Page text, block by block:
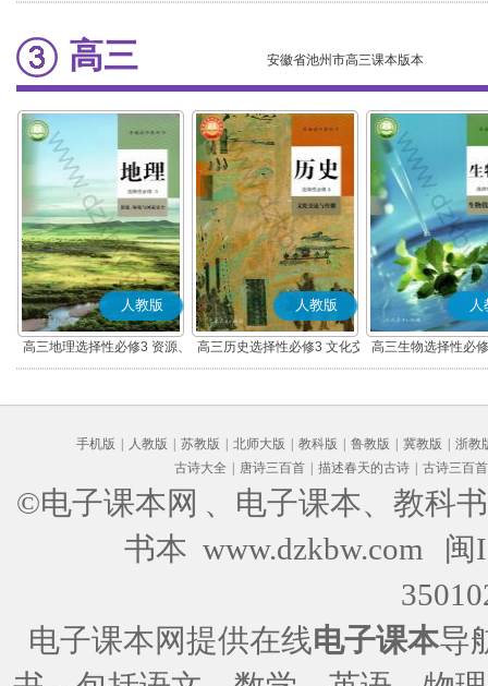
高三 安徽省池州市高三课本版本
人教版
高三地理选择性必修3 资源、
环境与国家安全
人教版
高三历史选择性必修3 文化交
流与传播(部编版)
人
高三生物选择性必
术与工程
手机版 人教版 苏教版 北师大版 教科版 鲁教版 冀教版
浙教
古诗大全
唐诗三百首 描述春天的古诗 古诗三百首
©电子课本网 、电子课本、教科
书本 www.dzkbw.com
闽
电子课本网提供在线电子课本导